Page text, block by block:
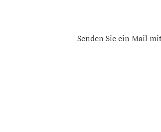
Senden Sie ein Mail